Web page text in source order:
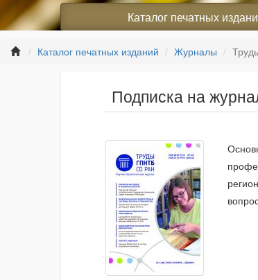
Каталог печатных
Каталог печатных изданий Журналы
Подписка на